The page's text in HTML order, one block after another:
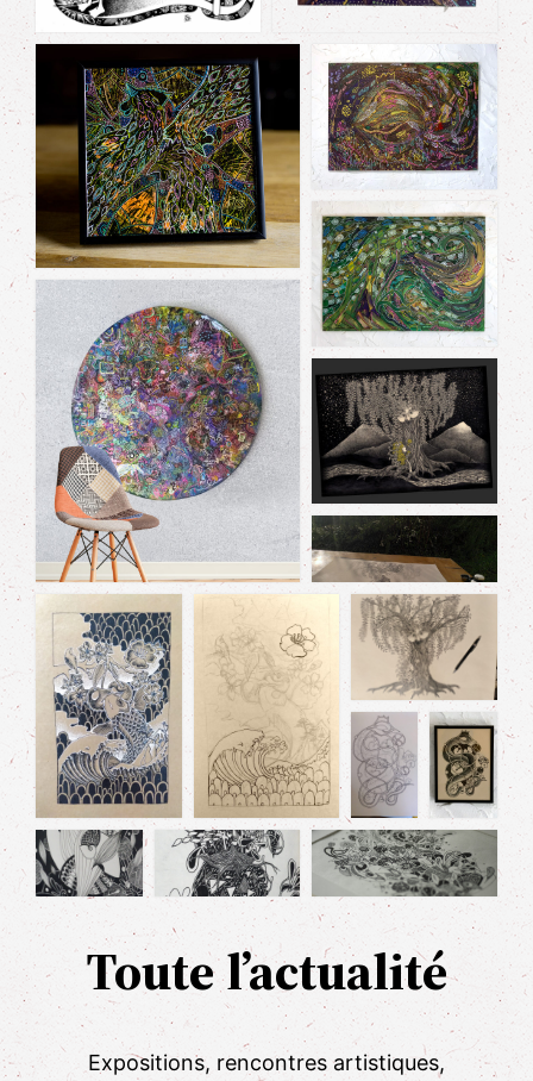
Toute l’actualité
Expositions, rencontres artistiques,